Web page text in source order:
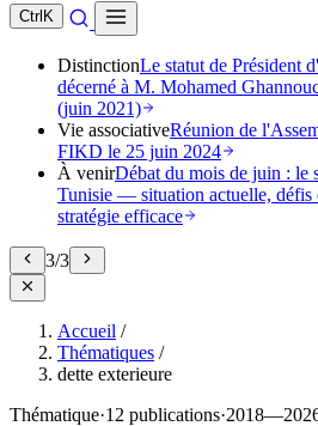
Ctrl K
DistinctionLe statut de Président
décerné à M. Mohamed
(juin 2021)
Vie associativeRéunion de
FIKD le 25 juin 2024
À venirDébat du mois de juin : le
Tunisie — situation actuelle, défis
stratégie efficace
3/3
Accueil /
Thématiques /
dette exterieure
Thématique·12 publications·